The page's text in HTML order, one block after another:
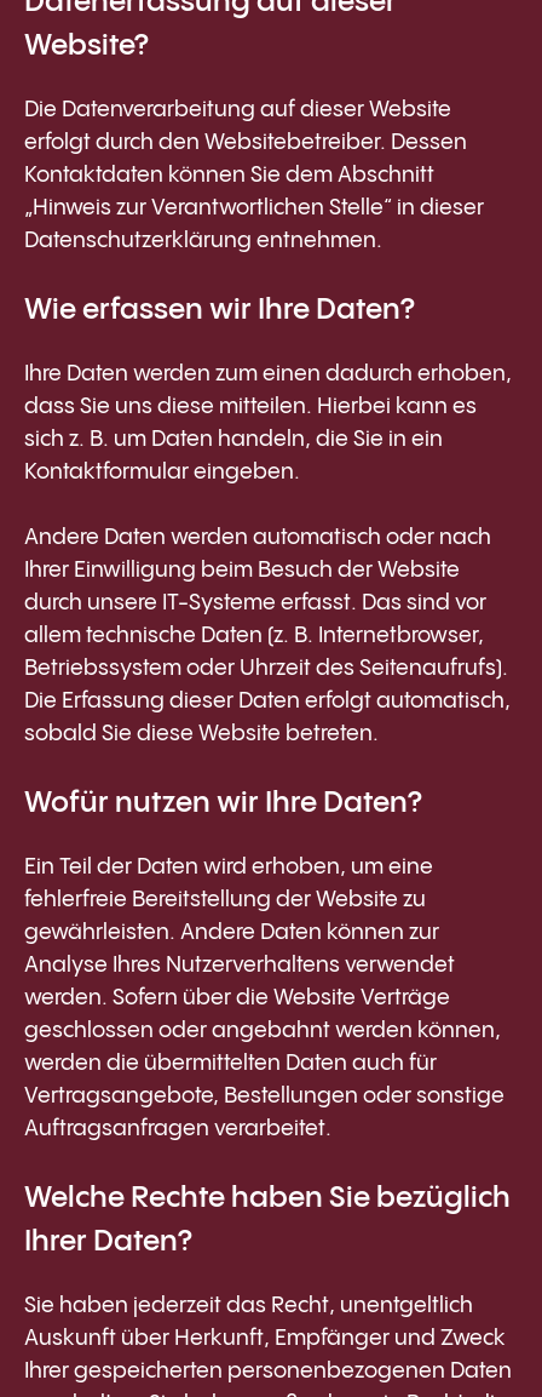
Website?
Die Datenverarbeitung auf dieser Website
erfolgt durch den Websitebetreiber. Dessen
Kontaktdaten können Sie dem Abschnitt
„Hinweis zur Verantwortlichen Stelle“ in dieser
Datenschutzerklärung entnehmen.
Wie erfassen wir Ihre Daten?
Ihre Daten werden zum einen dadurch erhoben,
dass Sie uns diese mitteilen. Hierbei kann es
sich z. B. um Daten handeln, die Sie in ein
Kontaktformular eingeben.
Andere Daten werden automatisch oder nach
Ihrer Einwilligung beim Besuch der Website
durch unsere IT-Systeme erfasst. Das sind vor
allem technische Daten (z. B. Internetbrowser,
Betriebssystem oder Uhrzeit des Seitenaufrufs).
Die Erfassung dieser Daten erfolgt automatisch,
sobald Sie diese Website betreten.
Wofür nutzen wir Ihre Daten?
Ein Teil der Daten wird erhoben, um eine
fehlerfreie Bereitstellung der Website zu
gewährleisten. Andere Daten können zur
Analyse Ihres Nutzerverhaltens verwendet
werden. Sofern über die Website Verträge
geschlossen oder angebahnt werden können,
werden die übermittelten Daten auch für
Vertragsangebote, Bestellungen oder sonstige
Auftragsanfragen verarbeitet.
Welche Rechte haben Sie bezüglich
Ihrer Daten?
Sie haben jederzeit das Recht, unentgeltlich
Auskunft über Herkunft, Empfänger und Zweck
Ihrer gespeicherten personenbezogenen Daten